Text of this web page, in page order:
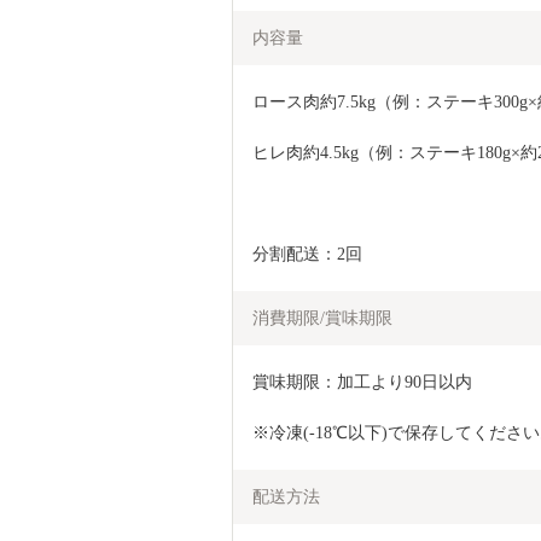
内容量
ロース肉約7.5kg（例：ステーキ300g×
ヒレ肉約4.5kg（例：ステーキ180g×約
分割配送：2回
消費期限/賞味期限
賞味期限：加工より90日以内
※冷凍(-18℃以下)で保存してください
配送方法